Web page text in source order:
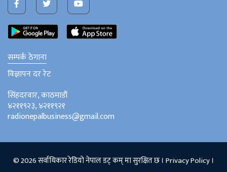
सम्पर्क ठेगाना
विज्ञापन दर रेट
सिंहदरवार, काठमाडौं
४२११९२३, ४२११९२१
radionepalbusiness@gmail.com
© 2026 सर्वाधिकार रेडियो नेपाल डट् कम् मा सुरक्षित छ । Privacy Policy।